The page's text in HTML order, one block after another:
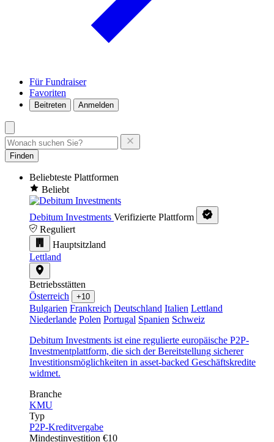
Für Fundraiser
Favoriten
Beitreten Anmelden
Finden
Beliebteste Plattformen
Beliebt
Debitum Investments Verifizierte Plattform
Reguliert
Hauptsitzland
Lettland
Betriebsstätten
Österreich
+10
Bulgarien Frankreich Deutschland Italien Lettland
Niederlande Polen Portugal Spanien Schweiz
Debitum Investments ist eine regulierte europäische P2P-
Investmentplattform, die sich der Bereitstellung sicherer
Investitionsmöglichkeiten in asset-backed Geschäftskredite
widmet.
Branche
KMU
Typ
P2P-Kreditvergabe
Mindestinvestition €10